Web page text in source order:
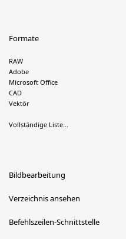
Formate
RAW
Adobe
Microsoft Office
CAD
Vektör
Vollständige Liste...
Bildbearbeitung
Verzeichnis ansehen
Befehlszeilen-Schnittstelle